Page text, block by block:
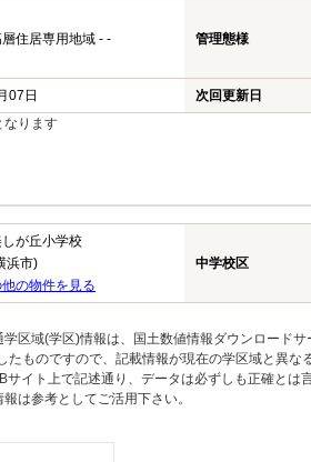
住居専用地域 - - 管理態様
07日
次回更新日
なります
が丘小学校
浜市)
の物件を見る
中学校区
区域(学区)情報は、国土数値情報ダウンロード
ものですので、記載情報が現在の学区域と異な
サイト上で記述通り、データは必ずしも正確と
は参考としてご活用下さい。